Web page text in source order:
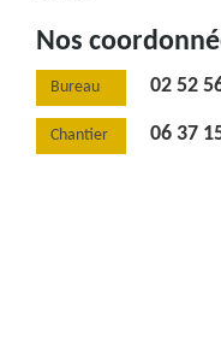
Nos
Bureau 02 52
Chantier 06 37